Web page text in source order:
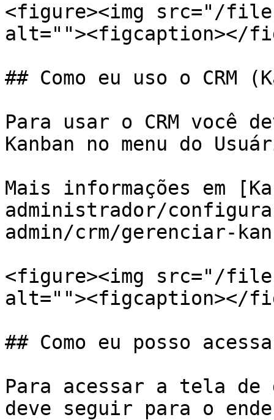
<figure><img src="/
alt=""><figcaption></
## Como eu uso o CRM
Para usar o CRM você
Kanban no menu do
Mais informações em
administrador/
admin/crm/gerenciar-
<figure><img src="/
alt=""><figcaption></
## Como eu posso
Para acessar a tela de
deve seguir para o